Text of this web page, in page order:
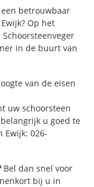
betrouwbaar
Op het
in de buurt van
van de eisen
uw schoorsteen
u goed te
Ewijk: 026-
Bel dan snel voor
bij u in